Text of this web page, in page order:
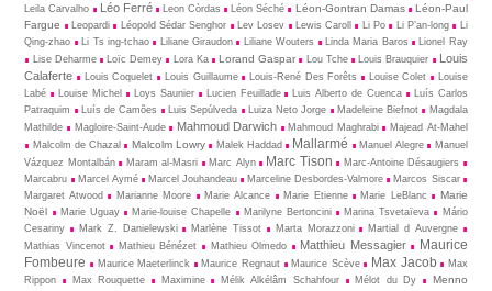
Leila Carvalho
Léo Ferré Leon Còrdas Léon Séché Léon-Gontran Damas
Léon-Paul
Fargue
Leopardi Léopold Sédar Senghor Lev Losev Lewis Caroll Li Po Li P’an-long
Li
Qing-zhao
Li Ts ing-tchao Liliane Giraudon Liliane Wouters Linda Maria Baros
Lionel Ray
Lise Deharme
Loïc Demey Lora Ka Lorand Gaspar Lou Tche Louis Brauquier
Louis
Calaferte
Louis Coquelet Louis Guillaume Louis-René Des Forêts Louise Colet
Louise
Labé
Louise Michel Loys Saunier Lucien Feuillade Luis Alberto de Cuenca
Luís Carlos
Patraquim
Luís de Camões Luis Sepúlveda Luiza Neto Jorge Madeleine Biefnot
Magdala
Mathilde
Magloire-Saint-Aude Mahmoud Darwich Mahmoud Maghrabi
Majead At-Mahel
Malcolm de Chazal
Malcolm Lowry Malek Haddad Mallarmé Manuel Alegre
Manuel
Vázquez Montalbán
Maram al-Masri Marc Alyn Marc Tison
Marc-Antoine Désaugiers
Marcabru
Marcel Aymé Marcel Jouhandeau Marceline Desbordes-Valmore
Marcos Siscar
Margaret Atwood
Marianne Moore Marie Alcance Marie Etienne Marie LeBlanc
Marie
Noël
Marie Uguay Marie-louise Chapelle Marilyne Bertoncini Marina Tsvetaïeva
Mário
Cesariny
Mark Z. Danielewski Marlène Tissot Marta Morazzoni
Martial d Auvergne
Mathias Vincenot
Mathieu Bénézet Mathieu Olmedo Matthieu Messagier
Maurice
Fombeure
Maurice Maeterlinck Maurice Regnaut Maurice Scève Max Jacob
Max
Rippon
Max Rouquette Maximine Mélik Alkélâm Schahfour Mélot du Dy
Menno